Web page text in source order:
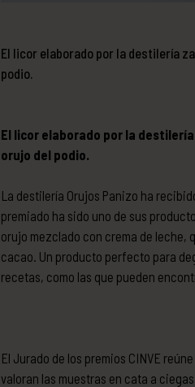
El licor elaborado por la destilería
podio.
El licor elaborado por la
orujo del podio.
La destilería Orujos Panizo ha
premiado ha sido uno de sus
orujo mezclado con crema de leche,
cacao. Un producto perfecto para
recetas, como las que pueden
El Jurado de los premios CINVE
valoran las muestras en cata a ciegas.